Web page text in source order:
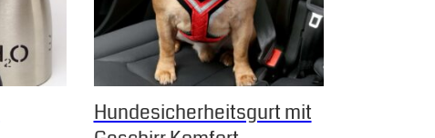
Hundesicherheitsgurt mit